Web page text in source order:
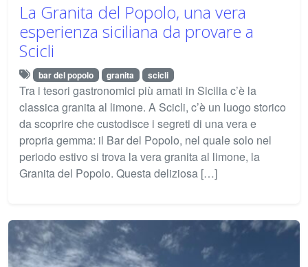
La Granita del Popolo, una vera
esperienza siciliana da provare a
Scicli
bar del popolo granita scicli
Tra i tesori gastronomici più amati in Sicilia c’è la
classica granita al limone. A Scicli, c’è un luogo storico
da scoprire che custodisce i segreti di una vera e
propria gemma: il Bar del Popolo, nel quale solo nel
periodo estivo si trova la vera granita al limone, la
Granita del Popolo. Questa deliziosa […]